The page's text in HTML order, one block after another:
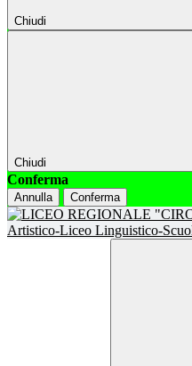
Chiudi
Chiudi
Conferma
Annulla Conferma